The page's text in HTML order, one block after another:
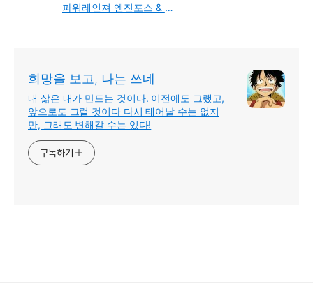
파워레인져 엔진포스 & 트
희망을 보고, 나는 쓰네
내 삶은 내가 만드는 것이다. 이전에도 그랬고,
앞으로도 그럴 것이다 다시 태어날 수는 없지
만, 그래도 변해갈 수는 있다!
구독하기